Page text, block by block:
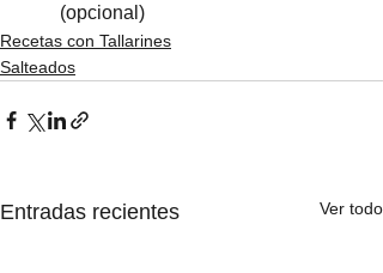
(opcional)
Recetas con Tallarines
Salteados
Entradas recientes Ver todo